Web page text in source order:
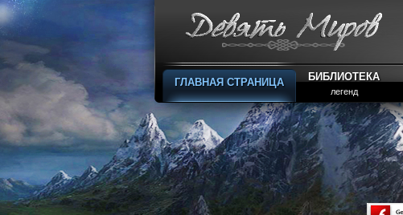
ГЛАВНАЯ СТРАНИЦА БИБЛИОТЕКА
легенд